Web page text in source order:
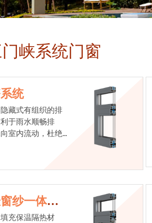
峡系统门窗
统
藏式有组织的排
于雨水顺畅排
室内流动，杜绝
纱一体系
充保温隔热材